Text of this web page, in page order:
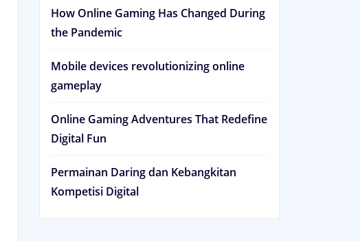
How Online Gaming Has Changed During
the Pandemic
Mobile devices revolutionizing online
gameplay
Online Gaming Adventures That Redefine
Digital Fun
Permainan Daring dan Kebangkitan
Kompetisi Digital